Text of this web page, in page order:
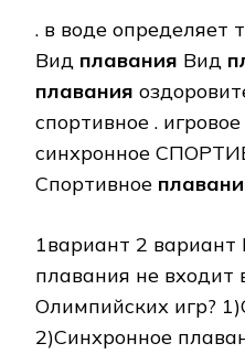
. в воде определяет
Вид плавания Вид
плавания
спортивное .
синхронное
Спортивное
1вариант 2 вариант
плавания не входит
Олимпийских игр?
2)Синхронное